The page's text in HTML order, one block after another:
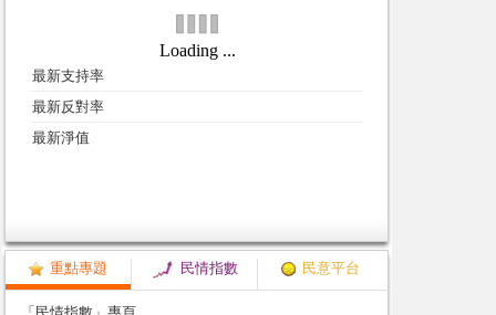
重點專題 民情指數 民意平台